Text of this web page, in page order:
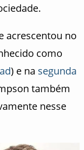
acrescentou no
como
) e na segunda
também
nesse